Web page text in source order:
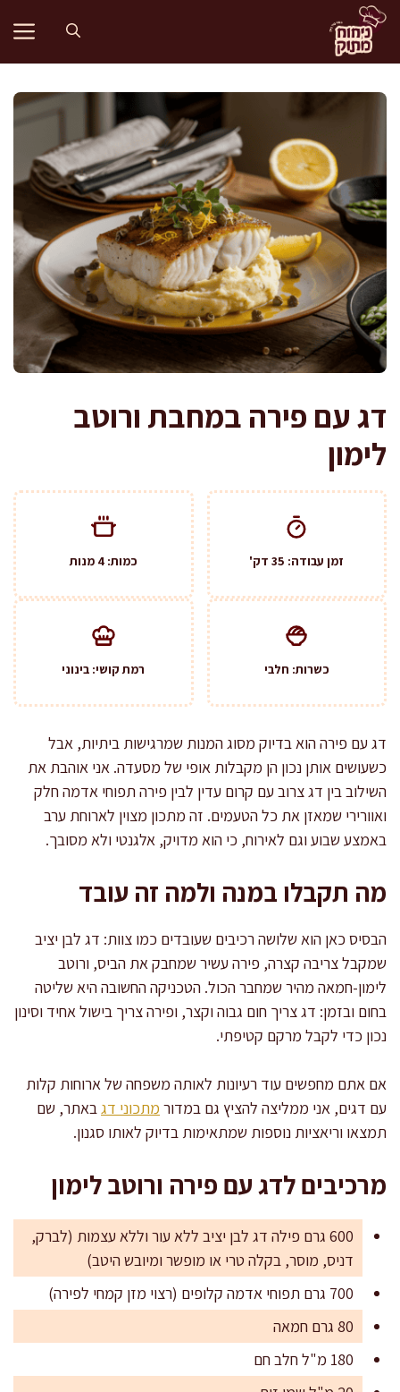
לדלג
לתוכן
דג עם פירה במחבת ורוטב
לימון
זמן עבודה: 35 דק' כמות: 4 מנות
כשרות: חלבי רמת קושי: בינוני
דג עם פירה הוא בדיוק מסוג המנות שמרגישות ביתיות, אבל
כשעושים אותן נכון הן מקבלות אופי של מסעדה. אני אוהבת את
השילוב בין דג צרוב עם קרום עדין לבין פירה תפוחי אדמה חלק
ואוורירי שמאזן את כל הטעמים. זה מתכון מצוין לארוחת ערב
באמצע שבוע וגם לאירוח, כי הוא מדויק, אלגנטי ולא מסובך.
מה תקבלו במנה ולמה זה עובד
הבסיס כאן הוא שלושה רכיבים שעובדים כמו צוות: דג לבן יציב
שמקבל צריבה קצרה, פירה עשיר שמחבק את הביס, ורוטב
לימון-חמאה מהיר שמחבר הכול. הטכניקה החשובה היא שליטה
בחום ובזמן: דג צריך חום גבוה וקצר, ופירה צריך בישול אחיד וסינון
נכון כדי לקבל מרקם קטיפתי.
אם אתם מחפשים עוד רעיונות לאותה משפחה של ארוחות קלות
עם דגים, אני ממליצה להציץ גם במדור מתכוני דגבאתר, שם
תמצאו וריאציות נוספות שמתאימות בדיוק לאותו סגנון.
מרכיבים לדג עם פירה ורוטב לימון
600 גרם פילה דג לבן יציב ללא עור וללא עצמות (לברק,
דניס, מוסר, בקלה טרי או מופשר ומיובש היטב)
700 גרם תפוחי אדמה קלופים (רצוי מזן קמחי לפירה)
80 גרם חמאה
180 מ"ל חלב חם